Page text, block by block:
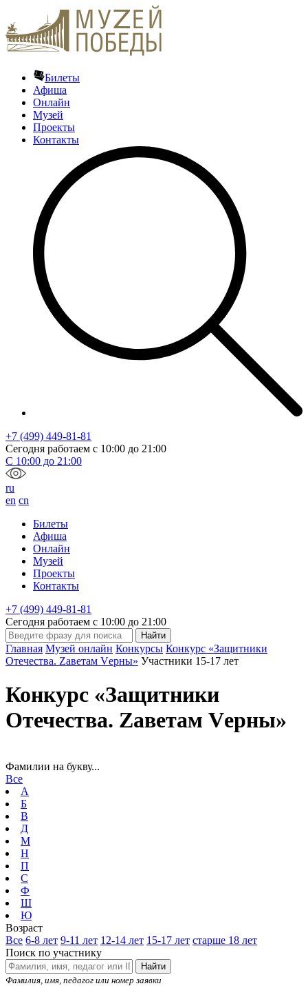
Билеты
Афиша
Онлайн
Музей
Проекты
Контакты
+7 (499) 449-81-81
Сегодня работаем с 10:00 до 21:00
С 10:00 до 21:00
ru
en cn
Билеты
Афиша
Онлайн
Музей
Проекты
Контакты
+7 (499) 449-81-81
Сегодня работаем с 10:00 до 21:00
Главная Музей онлайн Конкурсы Конкурс «Защитники
Отечества. Zаветам Vерны» Участники 15-17 лет
Конкурс «Защитники
Отечества. Zаветам Vерны»
Фамилии на букву...
Все
А
Б
В
Д
М
Н
П
С
Ф
Ш
Ю
Возраст
Все 6-8 лет 9-11 лет 12-14 лет 15-17 лет старше 18 лет
Поиск по участнику
Найти
Фамилия, имя, педагог или номер заявки